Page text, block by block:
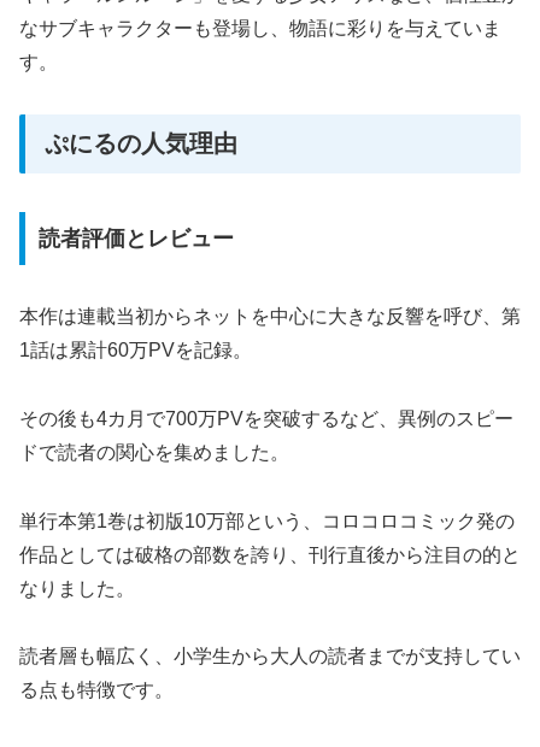
なサブキャラクターも登場し、物語に彩りを与えていま
す。
ぷにるの人気理由
読者評価とレビュー
本作は連載当初からネットを中心に大きな反響を呼び、第
1話は累計60万PVを記録。
その後も4カ月で700万PVを突破するなど、異例のスピー
ドで読者の関心を集めました。
単行本第1巻は初版10万部という、コロコロコミック発の
作品としては破格の部数を誇り、刊行直後から注目の的と
なりました。
読者層も幅広く、小学生から大人の読者までが支持してい
る点も特徴です。